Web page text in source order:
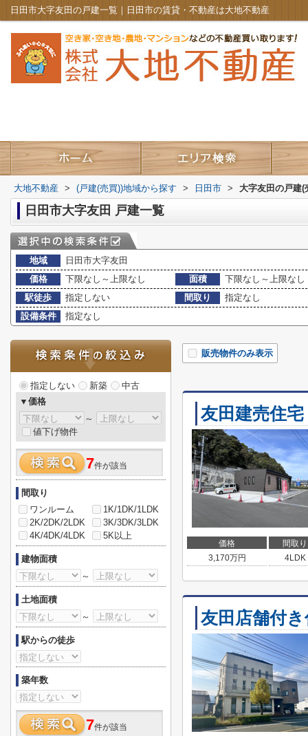
日田市大字友田の戸建一覧｜日田市の賃貸・不動産は大地不動産
大地不動産 > (戸建(売買))地域から探す > 日田市 > 大字友田の戸建(
日田市大字友田 戸建一覧
地域
日田市大字友田
価格
下限なし～上限なし 面積
下限なし～上限なし
駅徒歩
指定しない 間取り
指定なし
設備条件
指定なし
販売物件のみ表示
友田建売住
価格
間取り
3,170万円 4LDK
友田店舗付
指定しない 新築
中古
▼価格
～
値下げ物件
7件が該当
間取り
ワンルーム
1K/1DK/1LDK
2K/2DK/2LDK
3K/3DK/3LDK
4K/4DK/4LDK
5K以上
建物面積
～
土地面積
～
駅からの徒歩
築年数
7件が該当